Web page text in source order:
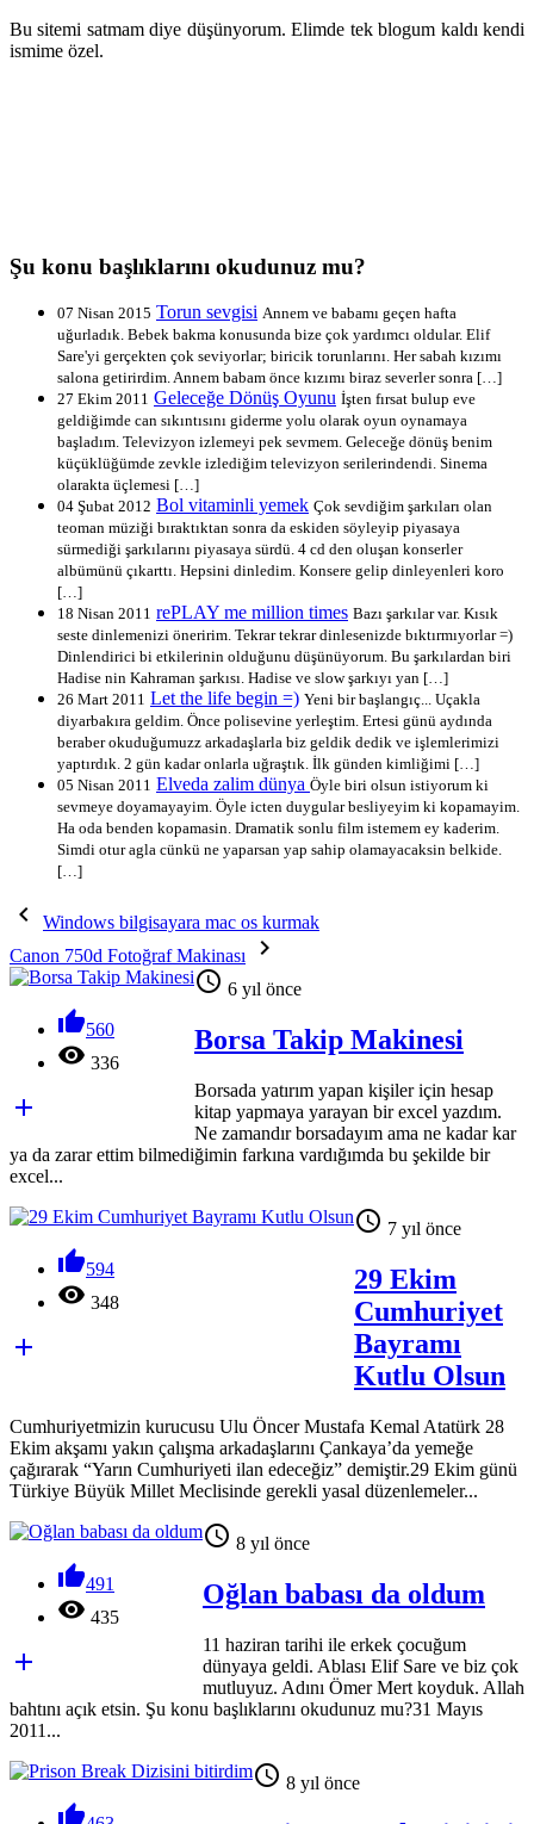
Bu sitemi satmam diye düşünyorum. Elimde tek blogum kaldı kendi
ismime özel.
Şu konu başlıklarını okudunuz mu?
07 Nisan 2015 Torun sevgisi Annem ve babamı geçen hafta
uğurladık. Bebek bakma konusunda bize çok yardımcı oldular. Elif
Sare'yi gerçekten çok seviyorlar; biricik torunlarını. Her sabah kızımı
salona getirirdim. Annem babam önce kızımı biraz severler sonra […]
27 Ekim 2011 Geleceğe Dönüş Oyunu İşten fırsat bulup eve
geldiğimde can sıkıntısını giderme yolu olarak oyun oynamaya
başladım. Televizyon izlemeyi pek sevmem. Geleceğe dönüş benim
küçüklüğümde zevkle izlediğim televizyon serilerindendi. Sinema
olarakta üçlemesi […]
04 Şubat 2012 Bol vitaminli yemek Çok sevdiğim şarkıları olan
teoman müziği bıraktıktan sonra da eskiden söyleyip piyasaya
sürmediği şarkılarını piyasaya sürdü. 4 cd den oluşan konserler
albümünü çıkarttı. Hepsini dinledim. Konsere gelip dinleyenleri koro
[…]
18 Nisan 2011 rePLAY me million times Bazı şarkılar var. Kısık
seste dinlemenizi öneririm. Tekrar tekrar dinlesenizde bıktırmıyorlar =)
Dinlendirici bi etkilerinin olduğunu düşünüyorum. Bu şarkılardan biri
Hadise nin Kahraman şarkısı. Hadise ve slow şarkıyı yan […]
26 Mart 2011 Let the life begin =) Yeni bir başlangıç... Uçakla
diyarbakıra geldim. Önce polisevine yerleştim. Ertesi günü aydında
beraber okuduğumuzz arkadaşlarla biz geldik dedik ve işlemlerimizi
yaptırdık. 2 gün kadar onlarla uğraştık. İlk günden kimliğimi […]
05 Nisan 2011 Elveda zalim dünya Öyle biri olsun istiyorum ki
sevmeye doyamayayim. Öyle icten duygular besliyeyim ki kopamayim.
Ha oda benden kopamasin. Dramatik sonlu film istemem ey kaderim.
Simdi otur agla cünkü ne yaparsan yap sahip olamayacaksin belkide.
[…]

Windows bilgisayara mac os kurmak
Canon 750d Fotoğraf Makinası

560
 336

 6 yıl önce
Borsa Takip Makinesi
Borsada yatırım yapan kişiler için hesap
kitap yapmaya yarayan bir excel yazdım.
Ne zamandır borsadayım ama ne kadar kar
ya da zarar ettim bilmediğimin farkına vardığımda bu şekilde bir
excel...
594
 348

 7 yıl önce
29 Ekim
Cumhuriyet
Bayramı
Kutlu Olsun
Cumhuriyetmizin kurucusu Ulu Öncer Mustafa Kemal Atatürk 28
Ekim akşamı yakın çalışma arkadaşlarını Çankaya’da yemeğe
çağırarak “Yarın Cumhuriyeti ilan edeceğiz” demiştir.29 Ekim günü
Türkiye Büyük Millet Meclisinde gerekli yasal düzenlemeler...
491
 435

 8 yıl önce
Oğlan babası da oldum
11 haziran tarihi ile erkek çocuğum
dünyaya geldi. Ablası Elif Sare ve biz çok
mutluyuz. Adını Ömer Mert koyduk. Allah
bahtını açık etsin. Şu konu başlıklarını okudunuz mu?31 Mayıs
2011...

 8 yıl önce